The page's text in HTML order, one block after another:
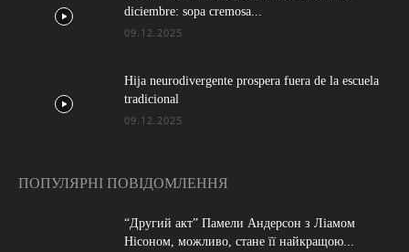
diciembre: sopa cremosa...
09.12.2025
Hija neurodivergente prospera fuera de la escuela
tradicional
09.12.2025
ПОПУЛЯРНІ ПОВІДОМЛЕННЯ
“Другий акт” Памели Андерсон з Ліамом
Нісоном, можливо, стане її найкращою...